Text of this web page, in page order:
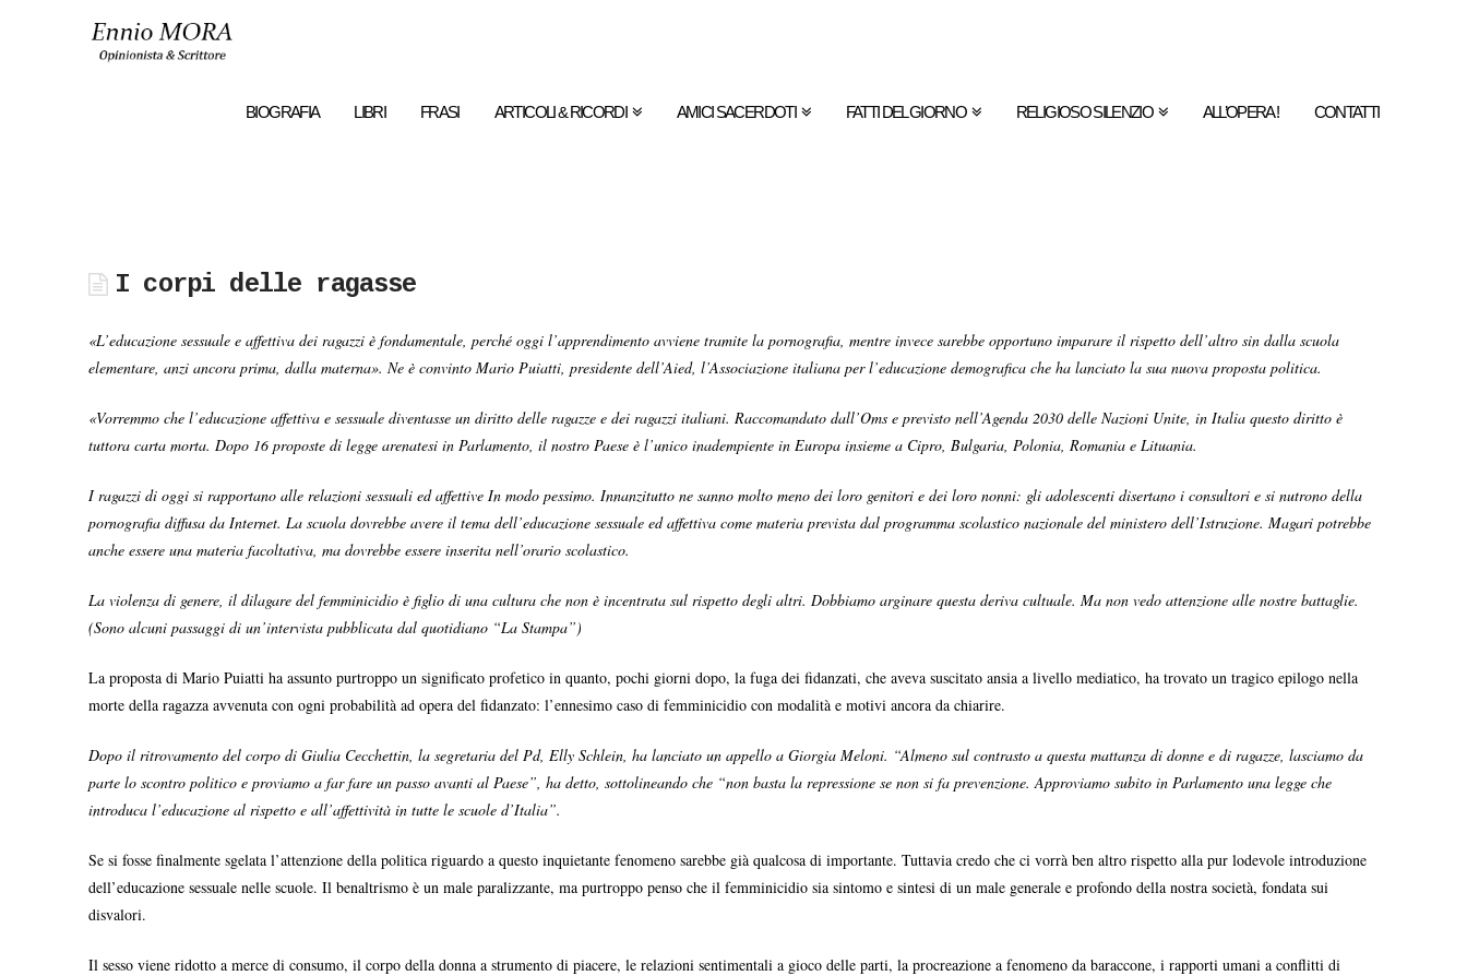
Ennio
BIOGRAFIA LIBRI FRASI ARTICOLI & RICORDI AMICI SACERDOTI FATTI DEL GIORNO RELIGIOSO SILENZIO ALL’OPERA ! CONTATTI
I corpi delle ragasse
«L’educazione sessuale e affettiva dei ragazzi è fondamentale, perché oggi l’apprendimento avviene tramite la pornografia, mentre invece sarebbe opportuno imparare il rispetto dell’altro sin dalla scuola
elementare, anzi ancora prima, dalla materna». Ne è convinto Mario Puiatti, presidente dell’Aied, l’Associazione italiana per l’educazione demografica che ha lanciato la sua nuova proposta politica.
«Vorremmo che l’educazione affettiva e sessuale diventasse un diritto delle ragazze e dei ragazzi italiani. Raccomandato dall’Oms e previsto nell’Agenda 2030 delle Nazioni Unite, in Italia questo diritto è
tuttora carta morta. Dopo 16 proposte di legge arenatesi in Parlamento, il nostro Paese è l’unico inadempiente in Europa insieme a Cipro, Bulgaria, Polonia, Romania e Lituania.
I ragazzi di oggi si rapportano alle relazioni sessuali ed affettive In modo pessimo. Innanzitutto ne sanno molto meno dei loro genitori e dei loro nonni: gli adolescenti disertano i consultori e si nutrono della
pornografia diffusa da Internet. La scuola dovrebbe avere il tema dell’educazione sessuale ed affettiva come materia prevista dal programma scolastico nazionale del ministero dell’Istruzione. Magari potrebbe
anche essere una materia facoltativa, ma dovrebbe essere inserita nell’orario scolastico.
La violenza di genere, il dilagare del femminicidio è figlio di una cultura che non è incentrata sul rispetto degli altri. Dobbiamo arginare questa deriva cultuale. Ma non vedo attenzione alle nostre battaglie.
(Sono alcuni passaggi di un’intervista pubblicata dal quotidiano “La Stampa”)
La proposta di Mario Puiatti ha assunto purtroppo un significato profetico in quanto, pochi giorni dopo, la fuga dei fidanzati, che aveva suscitato ansia a livello mediatico, ha trovato un tragico epilogo nella
morte della ragazza avvenuta con ogni probabilità ad opera del fidanzato: l’ennesimo caso di femminicidio con modalità e motivi ancora da chiarire.
Dopo il ritrovamento del corpo di Giulia Cecchettin, la segretaria del Pd, Elly Schlein, ha lanciato un appello a Giorgia Meloni. “Almeno sul contrasto a questa mattanza di donne e di ragazze, lasciamo da
parte lo scontro politico e proviamo a far fare un passo avanti al Paese”, ha detto, sottolineando che “non basta la repressione se non si fa prevenzione. Approviamo subito in Parlamento una legge che
introduca l’educazione al rispetto e all’affettività in tutte le scuole d’Italia”.
Se si fosse finalmente sgelata l’attenzione della politica riguardo a questo inquietante fenomeno sarebbe già qualcosa di importante. Tuttavia credo che ci vorrà ben altro rispetto alla pur lodevole introduzione
dell’educazione sessuale nelle scuole. Il benaltrismo è un male paralizzante, ma purtroppo penso che il femminicidio sia sintomo e sintesi di un male generale e profondo della nostra società, fondata sui
disvalori.
Il sesso viene ridotto a merce di consumo, il corpo della donna a strumento di piacere, le relazioni sentimentali a gioco delle parti, la procreazione a fenomeno da baraccone, i rapporti umani a conflitti di